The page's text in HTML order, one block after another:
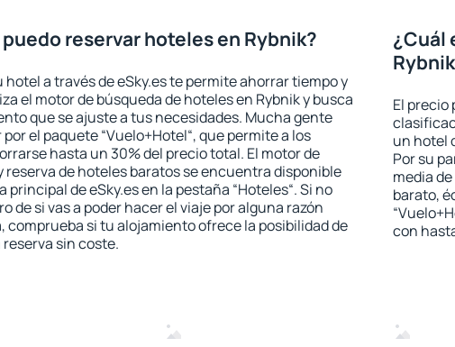
reservar hoteles en Rybnik?
hotel a través de eSky.es te permite ahorrar tiempo y
el motor de búsqueda de hoteles en Rybnik y busca
que se ajuste a tus necesidades. Mucha gente
el paquete “Vuelo+Hotel“, que permite a los
hasta un 30% del precio total. El motor de
reserva de hoteles baratos se encuentra disponible
principal de eSky.es en la pestaña “Hoteles“. Si no
de si vas a poder hacer el viaje por alguna razón
comprueba si tu alojamiento ofrece la posibilidad de
sin coste.
¿Cuál
El precio
un hotel
Por su
media
barato,
con